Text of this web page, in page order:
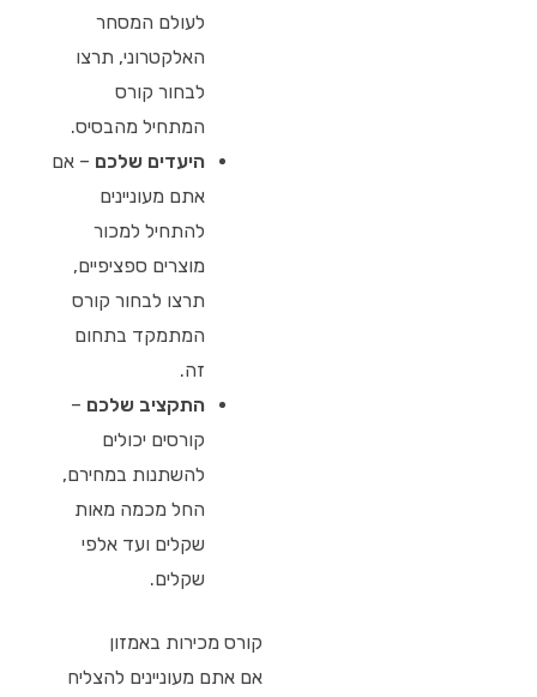
לעולם המסחר
האלקטרוני, תרצו
לבחור קורס
המתחיל מהבסיס.
היעדים שלכם – אם
אתם מעוניינים
להתחיל למכור
מוצרים ספציפיים,
תרצו לבחור קורס
המתמקד בתחום
זה.
התקציב שלכם –
קורסים יכולים
להשתנות במחירם,
החל מכמה מאות
שקלים ועד אלפי
שקלים.
קורס מכירות באמזון
אם אתם מעוניינים להצליח